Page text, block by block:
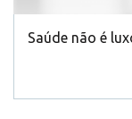
Saúde não é